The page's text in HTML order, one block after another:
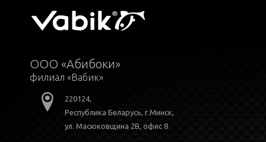
ООО «Абибоки»
филиал «Вабик»
220124,
Республика Беларусь, г.Минск,
ул. Масюковщина 2В, офис 8